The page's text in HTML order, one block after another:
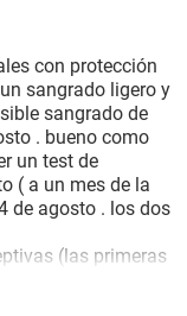
con protección
sangrado ligero y
sangrado de
. bueno como
un test de
( a un mes de la
de agosto . los dos
(las primeras
el periodo me
comprar por lo que